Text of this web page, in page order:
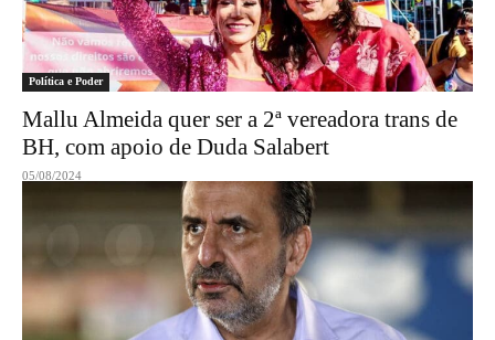
Política e Poder
Mallu Almeida quer ser a 2ª vereadora trans de
BH, com apoio de Duda Salabert
05/08/2024